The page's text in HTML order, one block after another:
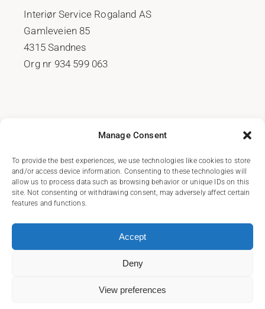
Manage Consent
To provide the best experiences, we use technologies like cookies to store
and/or access device information. Consenting to these technologies will
allow us to process data such as browsing behavior or unique IDs on this
site. Not consenting or withdrawing consent, may adversely affect certain
features and functions.
Accept
Deny
View preferences
Interiør Service Rogaland AS
Gamleveien 85
4315 Sandnes
Org nr 934 599 063
PERSONVERNSERKLÆRING